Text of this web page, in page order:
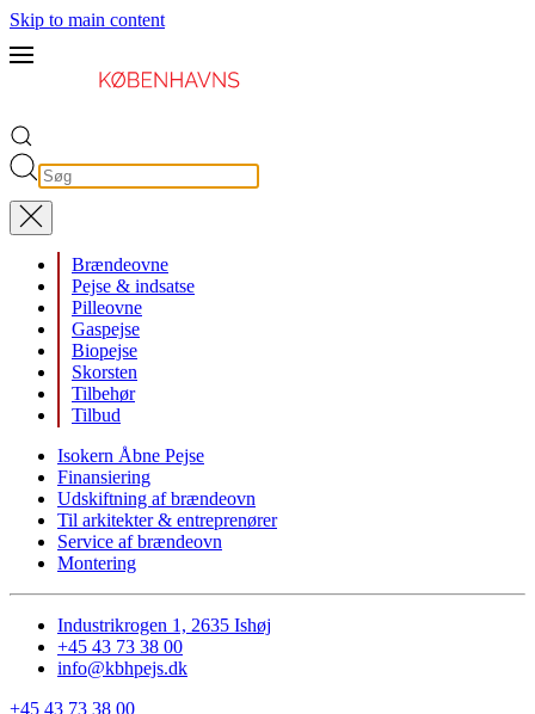
Skip to main content
Brændeovne
Pejse & indsatse
Pilleovne
Gaspejse
Biopejse
Skorsten
Tilbehør
Tilbud
Isokern Åbne Pejse
Finansiering
Udskiftning af brændeovn
Til arkitekter & entreprenører
Service af brændeovn
Montering
Industrikrogen 1, 2635 Ishøj
+45 43 73 38 00
info@kbhpejs.dk
+45 43 73 38 00